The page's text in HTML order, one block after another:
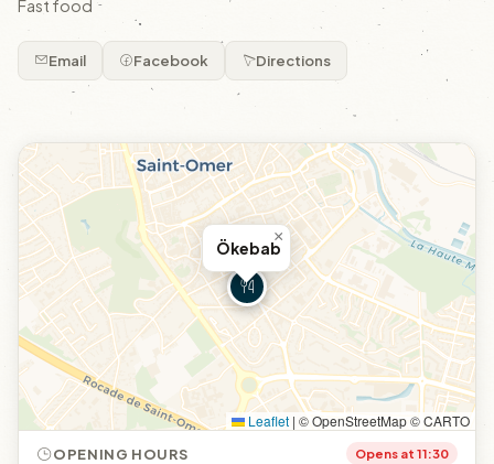
Fast food
Email Facebook Directions
Ökebab
×
Leaflet | © OpenStreetMap © CARTO
OPENING HOURS Opens at 11:30